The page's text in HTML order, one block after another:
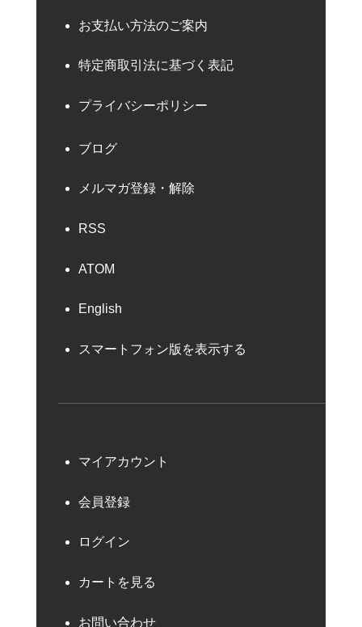
お支払い方法のご案内
特定商取引法に基づく表記
プライバシーポリシー
ブログ
メルマガ登録・解除
RSS
ATOM
English
スマートフォン版を表示する
マイアカウント
会員登録
ログイン
カートを見る
お問い合わせ